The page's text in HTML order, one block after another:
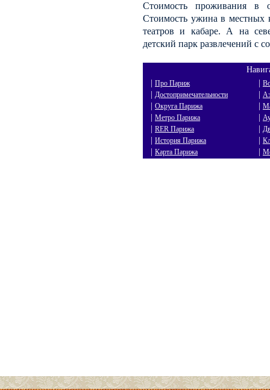
Стоимость проживания в
Стоимость ужина в местных
театров и кабаре. А на
детский парк развлечений с
| Про Париж
| Достопримечательности
| Округа Парижа
| Метро Парижа
| RER Парижа
| История Парижа
| Карта Парижа
|
|
|
|
|
|
|